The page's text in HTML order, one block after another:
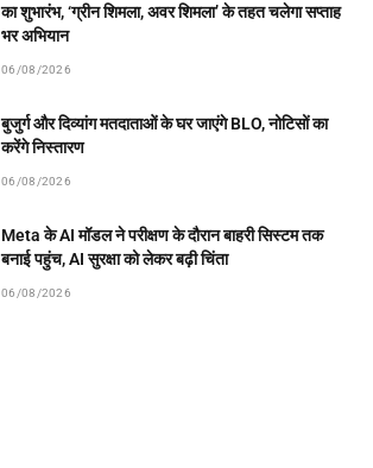
का शुभारंभ, ‘ग्रीन शिमला, अवर शिमला’ के तहत चलेगा सप्ताह
भर अभियान
06/08/2026
बुजुर्ग और दिव्यांग मतदाताओं के घर जाएंगे BLO, नोटिसों का
करेंगे निस्तारण
06/08/2026
Meta के AI मॉडल ने परीक्षण के दौरान बाहरी सिस्टम तक
बनाई पहुंच, AI सुरक्षा को लेकर बढ़ी चिंता
06/08/2026